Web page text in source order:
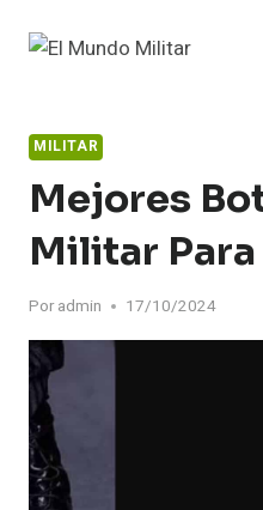
MILITAR
Mejores
Militar
Por admin 17/10/2024